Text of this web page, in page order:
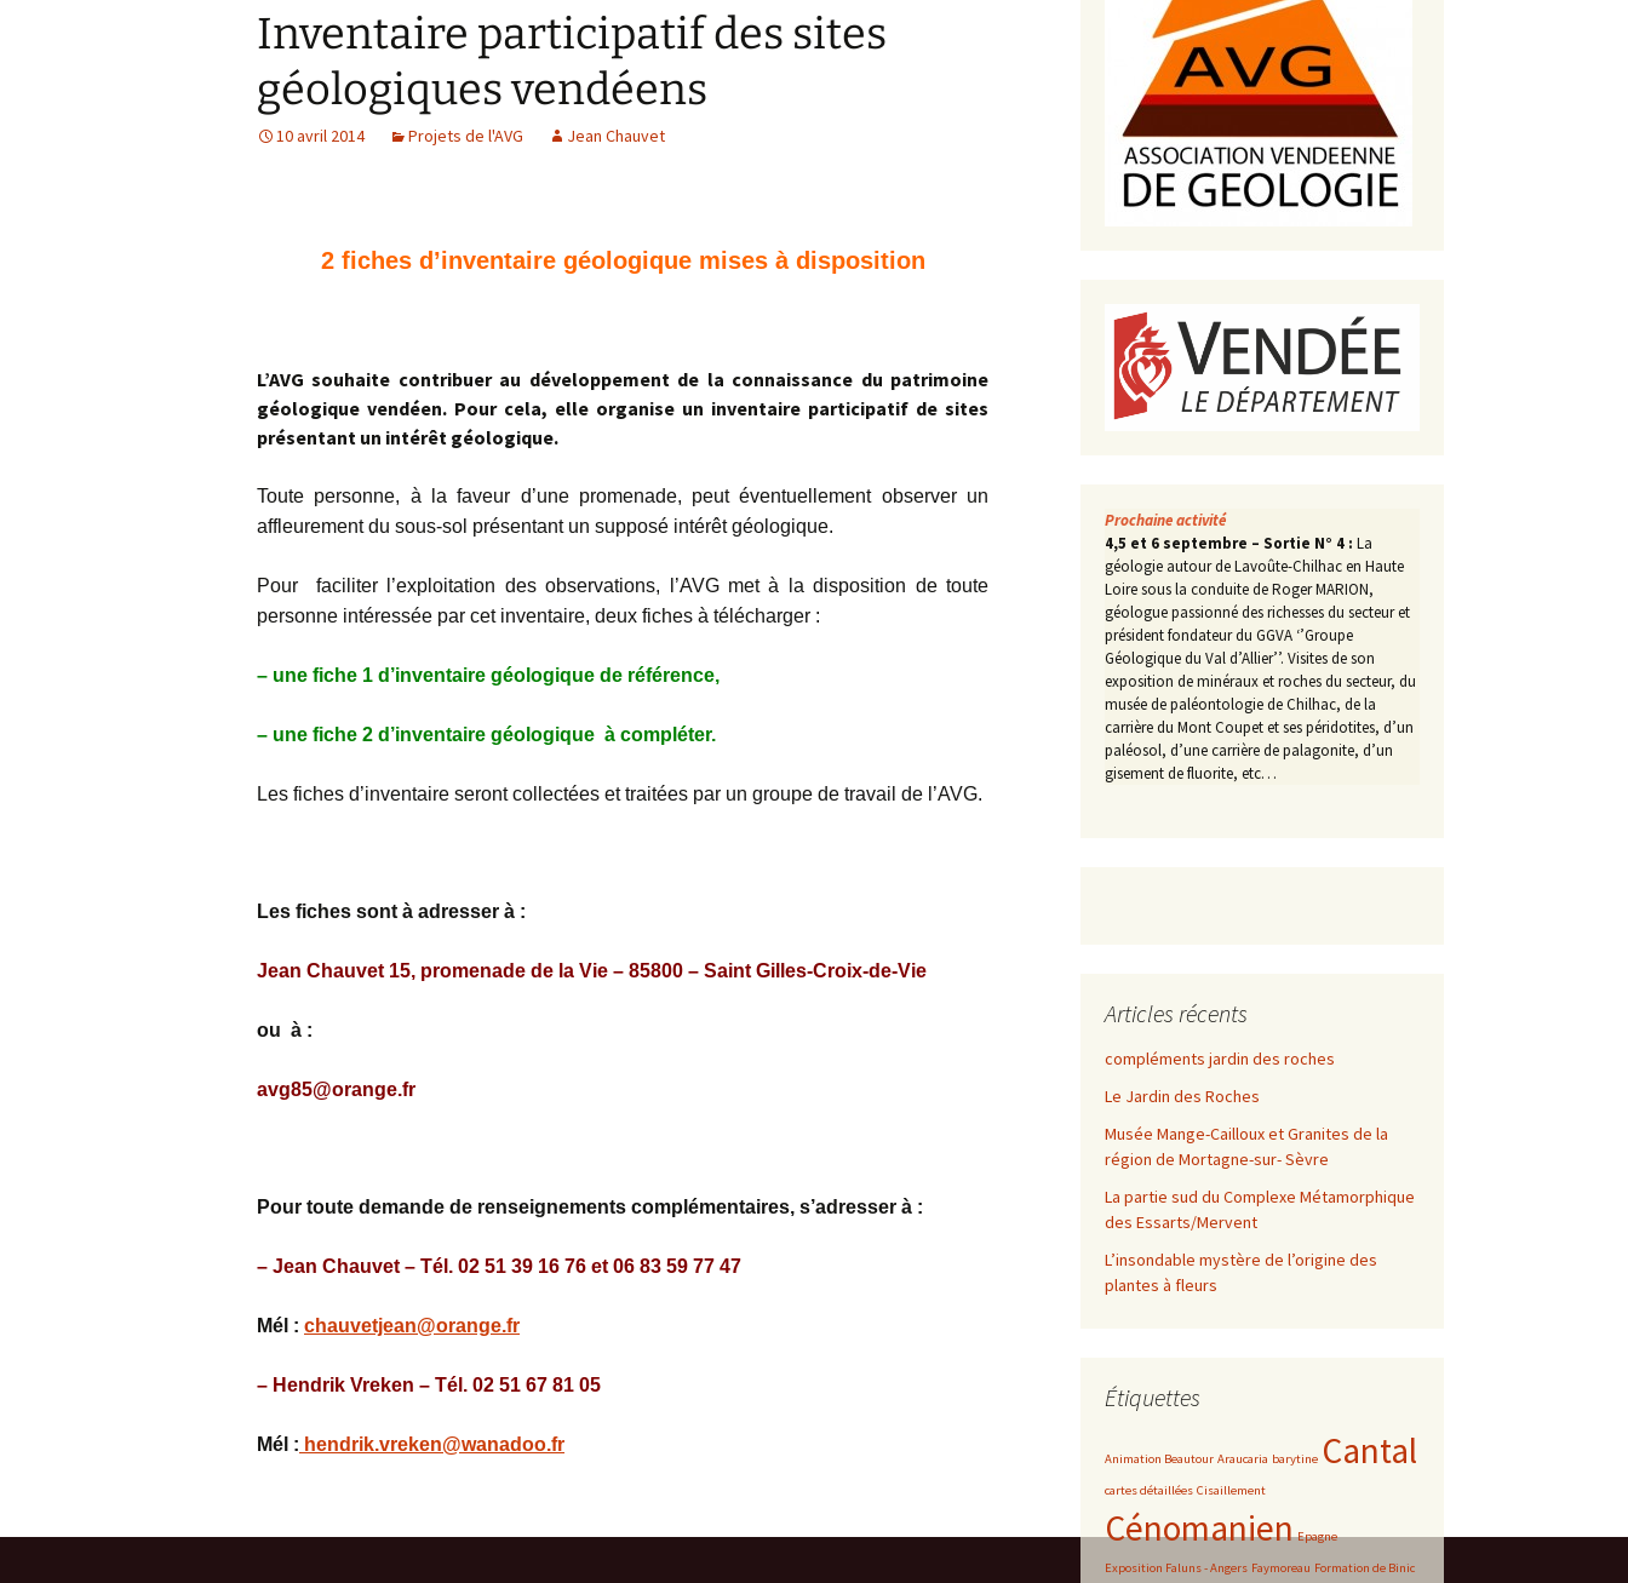
Conférences
Expositions,
Conférences…
Lames minces de roches
Paysages, affleurements
Cartes – schémas –
Analyse de livres, revues,
…
Inventaire participatif des sites
géologiques vendéens
10 avril 2014 Projets de l'AVG Jean Chauvet
2 fiches d’inventaire géologique mises à disposition
L’AVG souhaite contribuer au développement de la connaissance du patrimoine
géologique vendéen. Pour cela, elle organise un inventaire participatif de sites
présentant un intérêt géologique.
Toute personne, à la faveur d’une promenade, peut éventuellement observer un
affleurement du sous-sol présentant un supposé intérêt géologique.
Pour faciliter l’exploitation des observations, l’AVG met à la disposition de toute
personne intéressée par cet inventaire, deux fiches à télécharger :
– une fiche 1 d’inventaire géologique de référence,
– une fiche 2 d’inventaire géologique à compléter.
Les fiches d’inventaire seront collectées et traitées par un groupe de travail de l’AVG.
Les fiches sont à adresser à :
Jean Chauvet 15, promenade de la Vie – 85800 – Saint Gilles-Croix-de-Vie
ou à :
avg85@orange.fr
Pour toute demande de renseignements complémentaires, s’adresser à :
– Jean Chauvet – Tél. 02 51 39 16 76 et 06 83 59 77 47
Mél : chauvetjean@orange.fr
– Hendrik Vreken – Tél. 02 51 67 81 05
Mél : hendrik.vreken@wanadoo.fr
Prochaine activité
4,5 et 6 septembre – Sortie N° 4 : La
géologie autour de Lavoûte-Chilhac en Haute
Loire sous la conduite de Roger MARION,
géologue passionné des richesses du secteur et
président fondateur du GGVA ‘’Groupe
Géologique du Val d’Allier’’. Visites de son
exposition de minéraux et roches du secteur, du
musée de paléontologie de Chilhac, de la
carrière du Mont Coupet et ses péridotites, d’un
paléosol, d’une carrière de palagonite, d’un
gisement de fluorite, etc…
Articles récents
compléments jardin des roches
Le Jardin des Roches
Musée Mange-Cailloux et Granites de la
région de Mortagne-sur- Sèvre
La partie sud du Complexe Métamorphique
des Essarts/Mervent
L’insondable mystère de l’origine des
plantes à fleurs
Étiquettes
Animation Beautour Araucaria barytine Cantal
cartes détaillées Cisaillement
Cénomanien Epagne
Exposition Faluns - Angers Faymoreau Formation de Binic